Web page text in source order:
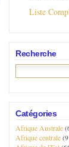
Liste
Recherche
Catégories
Afrique Australe
Afrique centrale